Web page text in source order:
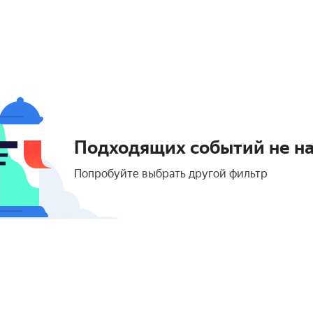
Подходящих событий не
Попробуйте выбрать другой фильтр